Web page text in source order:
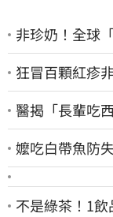
非珍奶！全球
狂冒百顆紅疹
醫揭「長輩吃
嬤吃白帶魚防
不是綠茶！1